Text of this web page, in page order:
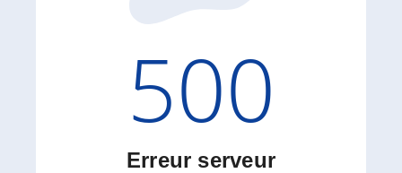
Code
500
Erreur serveur